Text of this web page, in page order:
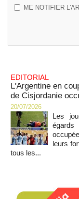
ME NOTIFIER
EDITORIAL
L'Argentine en
de Cisjordanie
20/07/2026
Les
leurs
tous les...